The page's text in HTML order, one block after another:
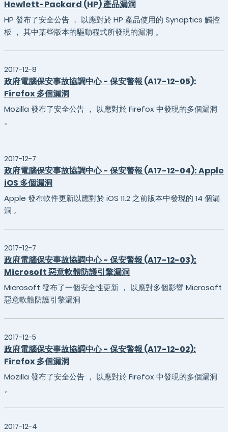
Hewlett-Packard (HP) 產品漏洞
HP 發布了安全公告 ， 以應對於 HP 產品使用的 Synaptics 觸控
板 ， 其中某些版本的驅動程式所發現的漏洞 。
2017-12-8
政府電腦保安事故協調中心 - 保安警報 (A17-12-05):
Firefox 多個漏洞
Mozilla 發布了安全公告 ， 以應對於 Firefox 中發現的多個漏洞
。
2017-12-7
政府電腦保安事故協調中心 - 保安警報 (A17-12-04): Apple
iOS 多個漏洞
Apple 發布軟件更新以應對於 iOS 11.2 之前版本中發現的 14 個漏
洞 。
2017-12-7
政府電腦保安事故協調中心 - 保安警報 (A17-12-03):
Microsoft 惡意軟體防護引擎漏洞
Microsoft 發布了一個安全性更新 ， 以應對多個影響 Microsoft
惡意軟體防護引擎漏洞
2017-12-5
政府電腦保安事故協調中心 - 保安警報 (A17-12-02):
Firefox 多個漏洞
Mozilla 發布了安全公告 ， 以應對於 Firefox 中發現的多個漏洞
。
2017-12-4